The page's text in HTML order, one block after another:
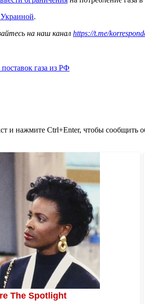
Украиной.
на наш канал https://t.me/
газа из РФ
и нажмите Ctrl+Enter, чтобы сообщить